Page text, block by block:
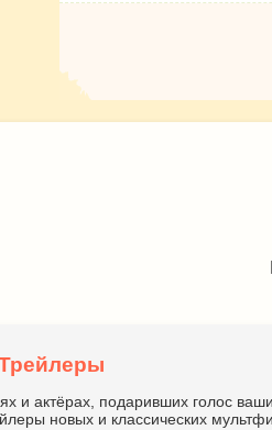
и актёрах, подаривших голос
новых и классических